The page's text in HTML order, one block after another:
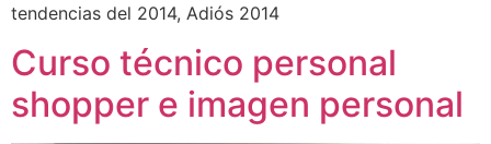
tendencias del 2014, Adiós 2014
Curso técnico personal
shopper e imagen personal